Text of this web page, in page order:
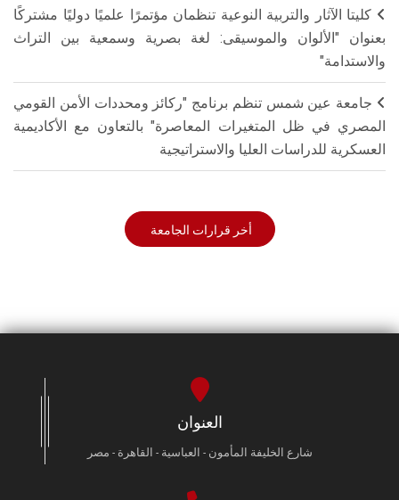
كليتا الآثار والتربية النوعية تنظمان مؤتمرًا علميًا دوليًا مشتركًا
بعنوان "الألوان والموسيقى: لغة بصرية وسمعية بين التراث
والاستدامة"
جامعة عين شمس تنظم برنامج "ركائز ومحددات الأمن القومي
المصري في ظل المتغيرات المعاصرة" بالتعاون مع الأكاديمية
العسكرية للدراسات العليا والاستراتيجية
أخر قرارات الجامعة
العنوان
شارع الخليفة المأمون - العباسية - القاهرة - مصر